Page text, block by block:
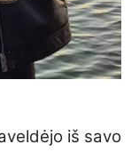
iš savo